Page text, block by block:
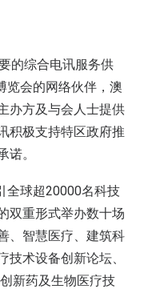
的综合电讯服务供
览会的网络伙伴，澳
办方及与会人士提供
积极支持特区政府推
。
全球超20000名科技
双重形式举办数十场
、智慧医疗、建筑科
术设备创新论坛、
新药及生物医疗技